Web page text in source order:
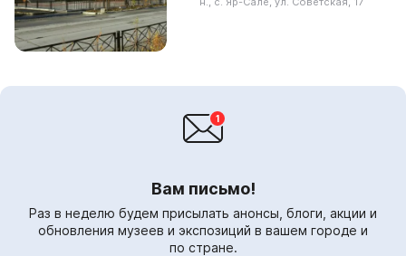
фондовых коллекций и...
Вам письмо!
Раз в неделю будем присылать анонсы, блоги, акции и
обновления музеев и экспозиций в вашем городе и
по стране.